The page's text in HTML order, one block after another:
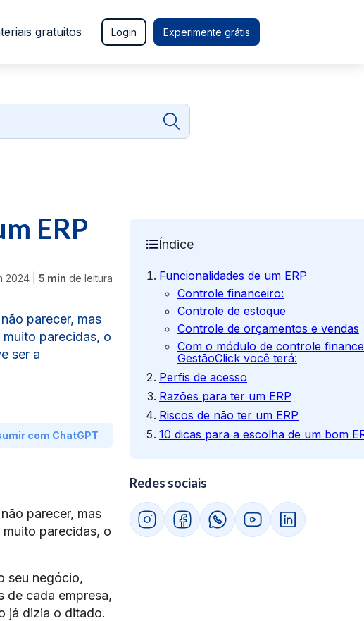
gratuitos Login Experimente grátis
ERP
2024 5 min de leitura
parecer, mas
parecidas, o
ser a
com ChatGPT
parecer, mas
parecidas, o
seu negócio,
de cada empresa,
já dizia o ditado.
Índice
Funcionalidades de um ERP
Controle financeiro:
Controle de estoque
Controle de orçamentos e vendas
Com o módulo de controle
GestãoClick você terá:
Perfis de acesso
Razões para ter um ERP
Riscos de não ter um ERP
10 dicas para a escolha de um bom
Redes sociais